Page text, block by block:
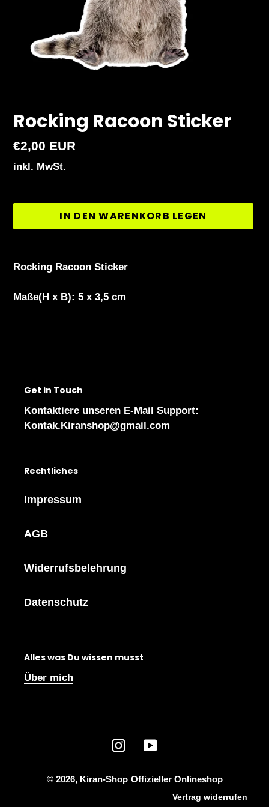
Rocking Racoon Sticker
Normaler
Preis
€2,00 EUR
inkl. MwSt.
IN DEN WARENKORB LEGEN
wird
Warenkorb
Rocking Racoon Sticker
Maße(H x B): 5 x 3,5 cm
Get in Touch
Kontaktiere unseren E-Mail Support:
Kontak.Kiranshop@gmail.com
Rechtliches
Impressum
AGB
Widerrufsbelehrung
Datenschutz
Alles was Du wissen musst
Über mich
InstagramYouTube
© 2026, Kiran-Shop Offizieller Onlineshop
Vertrag widerrufen